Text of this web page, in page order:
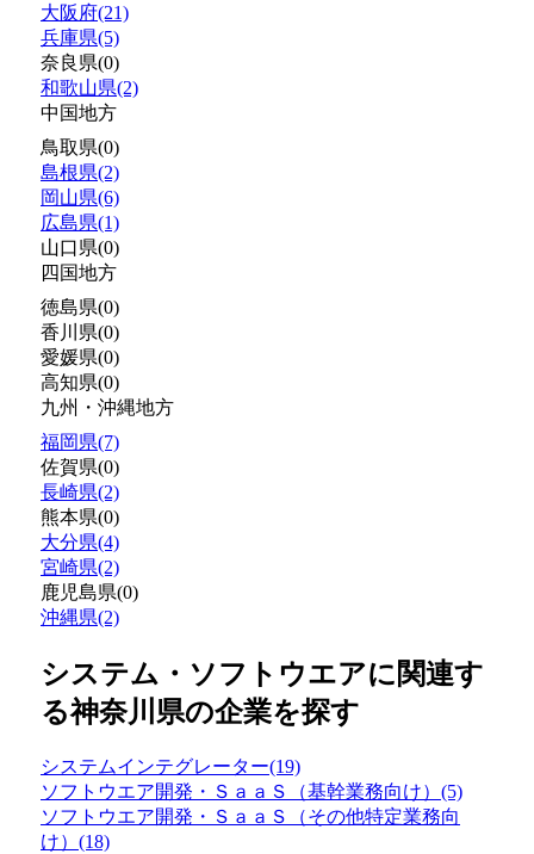
大阪府(21)
兵庫県(5)
奈良県(0)
和歌山県(2)
中国地方
鳥取県(0)
島根県(2)
岡山県(6)
広島県(1)
山口県(0)
四国地方
徳島県(0)
香川県(0)
愛媛県(0)
高知県(0)
九州・沖縄地方
福岡県(7)
佐賀県(0)
長崎県(2)
熊本県(0)
大分県(4)
宮崎県(2)
鹿児島県(0)
沖縄県(2)
システム・ソフトウエアに関連す
る神奈川県の企業を探す
システムインテグレーター(19)
ソフトウエア開発・ＳａａＳ（基幹業務向け）(5)
ソフトウエア開発・ＳａａＳ（その他特定業務向
け）(18)